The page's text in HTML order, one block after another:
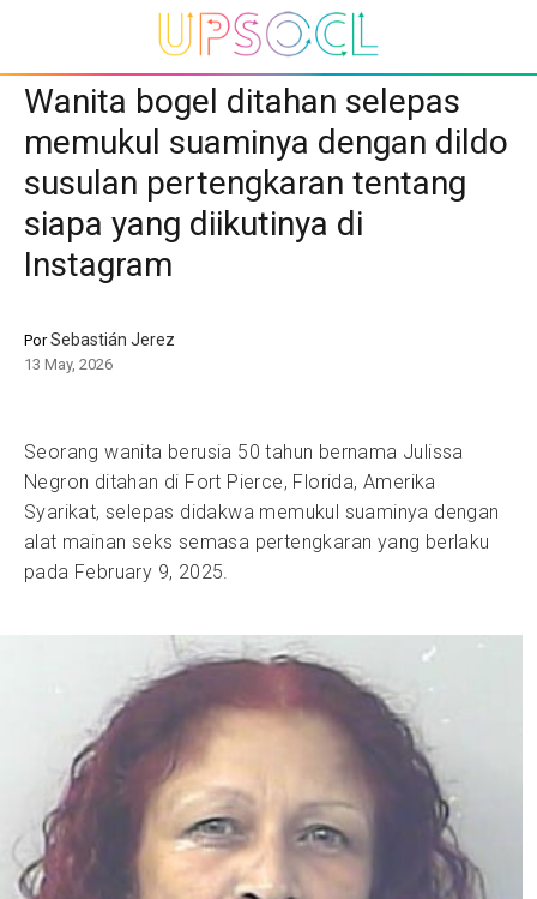
Wanita bogel ditahan selepas
memukul suaminya dengan dildo
susulan pertengkaran tentang
siapa yang diikutinya di
Instagram
PorSebastián Jerez
13 May, 2026
Seorang wanita berusia 50 tahun bernama Julissa
Negron ditahan di Fort Pierce, Florida, Amerika
Syarikat, selepas didakwa memukul suaminya dengan
alat mainan seks semasa pertengkaran yang berlaku
pada February 9, 2025.